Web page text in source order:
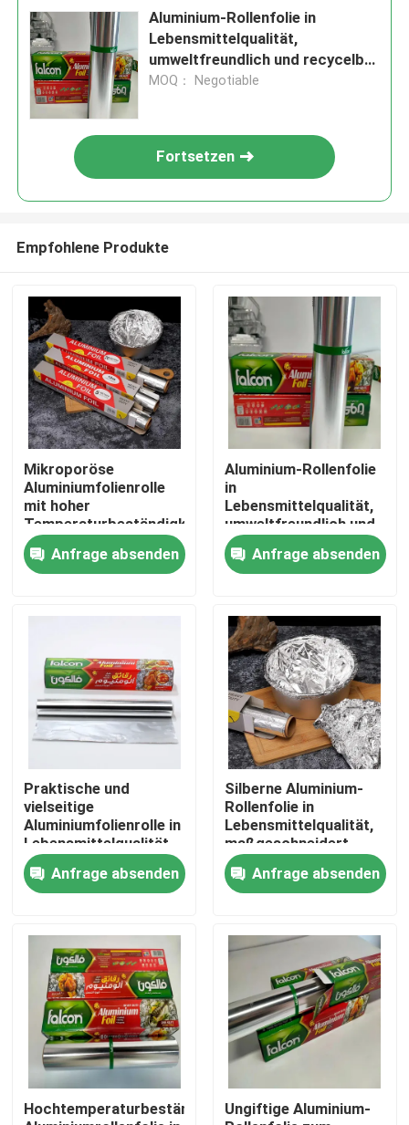
Videos
Über uns
Fabrik Tour
Qualitätskontrolle
Mühlendaluminiumspule
Farbüberzogene Aluminiumspule
Kaltgewalzte Aluminiumspule
Aluminium-Rollenfolie in
Lebensmittelqualität,
umweltfreundlich und recycelbar
für nachhaltiges Leben
MOQ： Negotiable
Fortsetzen
Empfohlene Produkte
Mikroporöse
Aluminiumfolienrolle
mit hoher
Temperaturbeständigkeit,
600 mm
Anfrage absenden
Aluminium-Rollenfolie
in
Lebensmittelqualität,
umweltfreundlich und
recycelbar für
nachhaltiges Leben
Anfrage absenden
Praktische und
vielseitige
Aluminiumfolienrolle in
Lebensmittelqualität
für die Gastronomie
Anfrage absenden
Silberne Aluminium-
Rollenfolie in
Lebensmittelqualität,
maßgeschneidert,
geruchlos, für die
Gastronomie
Anfrage absenden
Hochtemperaturbeständige
Ungiftige Aluminium-